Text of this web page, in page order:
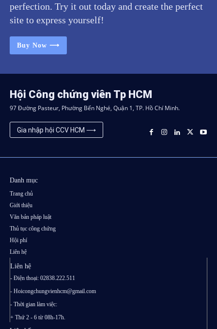
perfection. Try it out today and create the perfect
site to express yourself!
Buy Now ⟶
Hội Công chứng viên Tp HCM
97 Đường Pasteur, Phường Bến Nghé, Quận 1, TP. Hồ Chí Minh.
Gia nhập hội CCV HCM ⟶
Danh mục
Trang chủ
Giới thiệu
Văn bản pháp luật
Thủ tục công chứng
Hội phí
Liên hệ
Liên hệ
- Điện thoại: 02838.222.511
- Hoicongchungvienhcm@gmail.com
- Thời gian làm việc:
+ Thứ 2 - 6 từ 08h-17h.